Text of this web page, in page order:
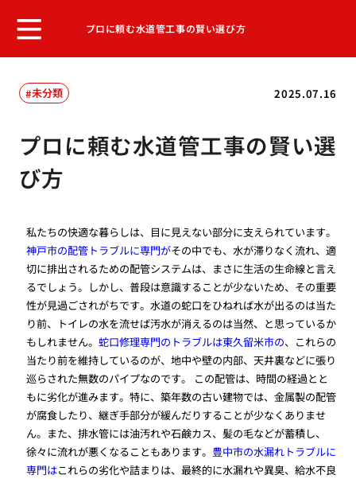
プロに頼む水道管工事の賢い選び方
2025.07.16
未分類
プロに頼む水道管工事の賢い選
び方
私たちの快適な暮らしは、目に見えない部分に支えられています。
神戸市の配管トラブルに専門がその中でも、水が滞りなく流れ、適
切に排出されるための配管システムは、まさに生活の生命線と言え
るでしょう。しかし、普段は意識することが少ないため、その重要
性が見過ごされがちです。水道の蛇口をひねれば水が出るのは当た
り前、トイレの水を流せば汚水が消えるのは当然、と思っているか
もしれません。蛇口修理専門のトラブルは東久留米市の、これらの
当たり前を維持しているのが、地中や壁の内部、天井裏などに張り
巡らされた無数のパイプなのです。 この配管は、時間の経過とと
もに劣化が進みます。特に、築年数の古い建物では、金属製の配管
が腐食したり、継ぎ手部分が緩んだりすることが少なくありませ
ん。また、排水管には油汚れや石鹸カス、髪の毛などが蓄積し、
徐々に流れが悪くなることもあります。 豊中市の水漏れトラブルに
専門はこれらの劣化や詰まりは、最終的に水漏れや異臭、給水不良